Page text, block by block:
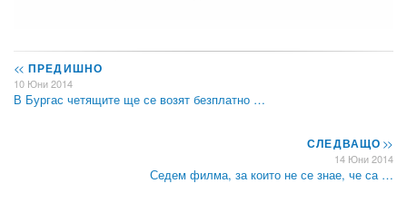
<< ПРЕДИШНО
10 Юни 2014
В Бургас четящите ще се возят безплатно …
СЛЕДВАЩО>>
14 Юни 2014
Седем филма, за които не се знае, че са …